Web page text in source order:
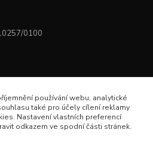
0100
používání webu, analytické
také pro účely cílení reklamy
Nastavení vlastních preferencí
odkazem ve spodní části stránek.